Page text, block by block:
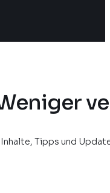
Tipps und